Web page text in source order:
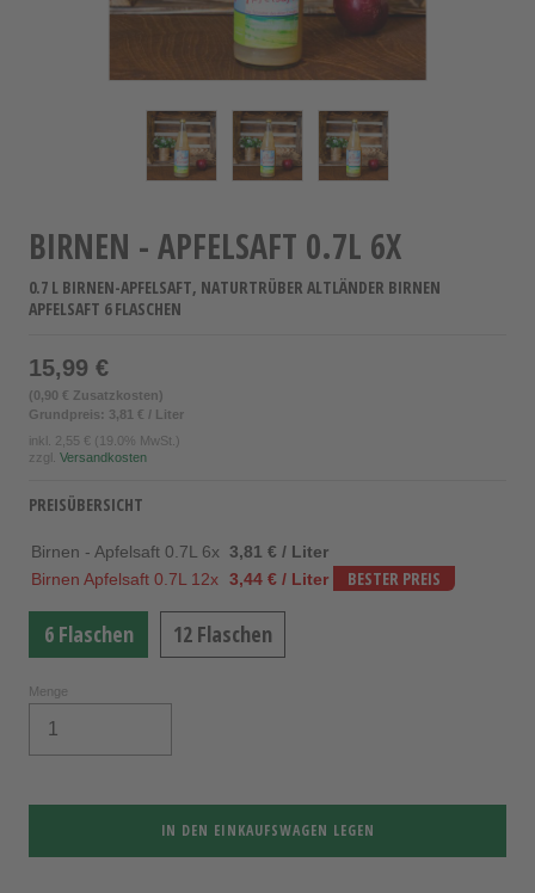
BIRNEN - APFELSAFT 0.7L 6X
0.7 L BIRNEN-APFELSAFT, NATURTRÜBER ALTLÄNDER BIRNEN
APFELSAFT 6 FLASCHEN
15,99 €
(0,90 € Zusatzkosten)
Grundpreis: 3,81 € / Liter
inkl. 2,55 € (19.0% MwSt.)
zzgl. Versandkosten
PREISÜBERSICHT
Birnen - Apfelsaft 0.7L 6x 3,81 € / Liter
Birnen Apfelsaft 0.7L 12x 3,44 € / Liter BESTER PREIS
6 Flaschen 12 Flaschen
Menge
IN DEN EINKAUFSWAGEN LEGEN